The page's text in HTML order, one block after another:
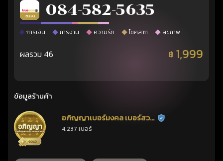
เติมเงิน 084-582-5635
การเงิน การงาน ความรัก โชคลาภ สุขภาพ
ผลรวม 46 ฿ 1,999
ข้อมูลร้านค้า
อภิญญาเบอร์มงคล เบอร์สวย
เลขศาสตร์
ร้านยืนยันแล้ว
4,237 เบอร์